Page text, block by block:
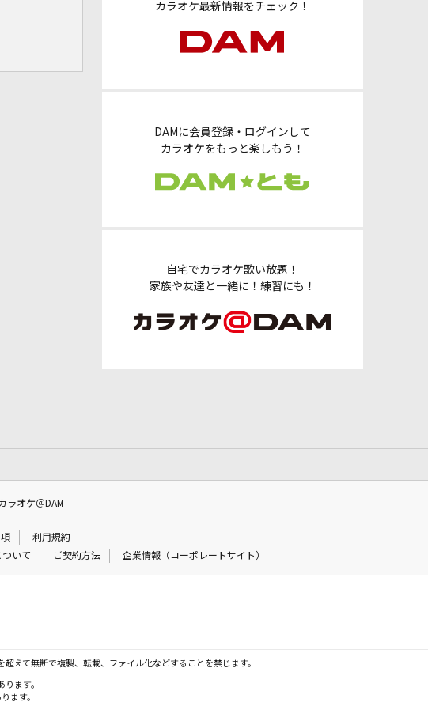
カラオケ最新情報をチェック！
DAMに会員登録・ログインして
カラオケをもっと楽しもう！
自宅でカラオケ歌い放題！
家族や友達と一緒に！練習にも！
ラオケ＠DAM
利用規約
ついて ご契約方法 企業情報（コーポレートサイト）
えて無断で複製、転載、ファイル化などすることを禁じます。
ます。
ます。